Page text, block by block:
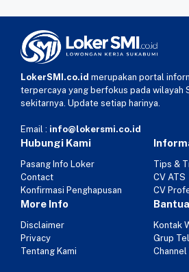
LokerSMI.co.id merupakan portal
terpercaya yang berfokus pada wilayah
sekitarnya. Update setiap harinya.
Email : info@lokersmi.co.id
Hubungi Kami
Pasang Info Loker
Contact
Konfirmasi Penghapusan
Tips &
CV ATS
CV
More Info
Disclaimer
Privacy
Tentang Kami
Kontak
Grup
Channel